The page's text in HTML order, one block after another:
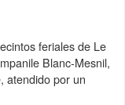
feriales de Le
Blanc-Mesnil,
atendido por un